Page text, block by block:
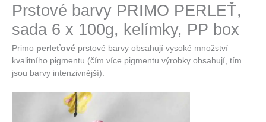
Prstové barvy PRIMO PERLEŤ,
sada 6 x 100g, kelímky, PP box
Primo perleťové prstové barvy obsahují vysoké množství
kvalitního pigmentu (čím více pigmentu výrobky obsahují, tím
jsou barvy intenzivnější).